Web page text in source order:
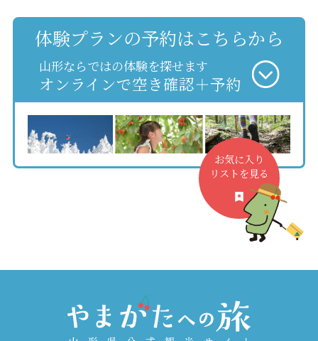
体験プランの予約はこちらから
山形ならではの体験を探せます
オンラインで空き確認＋予約
お気に入り
リストを見る